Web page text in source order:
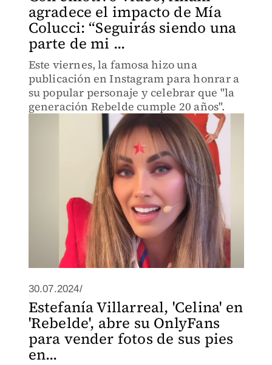
agradece el impacto de Mía
Colucci: “Seguirás siendo una
parte de mi ...
Este viernes, la famosa hizo una
publicación en Instagram para honrar a
su popular personaje y celebrar que "la
generación Rebelde cumple 20 años".
30.07.2024/
Estefanía Villarreal, 'Celina' en
'Rebelde', abre su OnlyFans
para vender fotos de sus pies
en...